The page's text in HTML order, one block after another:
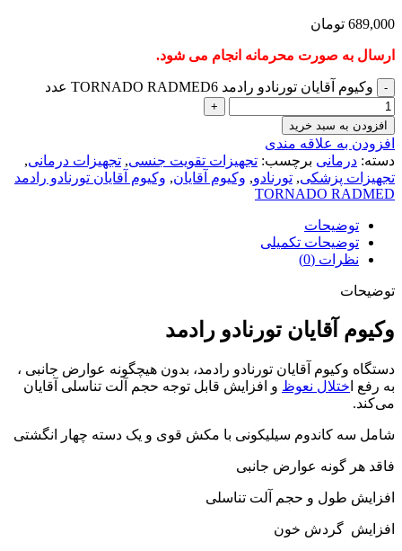
689,000 تومان
ارسال به صورت محرمانه انجام می شود.
وکیوم آقایان تورنادو رادمد TORNADO RADMED6 عدد
افزودن به سبد خرید
افزودن به علاقه مندی
دسته: درمانی برچسب: تجهیزات تقویت جنسی, تجهیزات درمانی,
تجهیزات پزشکی, تورنادو, وکیوم آقایان, وکیوم آقایان تورنادو رادمد
TORNADO RADMED
توضیحات
توضیحات تکمیلی
نظرات (0)
توضیحات
وکیوم آقایان تورنادو رادمد
دستگاه وکیوم آقایان تورنادو رادمد، بدون هیچگونه عوارض جانبی ،
به رفع ا ختلال نعوظ و افزایش قابل توجه حجم آلت تناسلی آقایان
می‌کند.
شامل سه کاندوم سیلیکونی با مکش قوی و یک دسته چهار انگشتی
فاقد هر گونه عوارض جانبی
افزایش طول و حجم آلت تناسلی
افزایش گردش خون